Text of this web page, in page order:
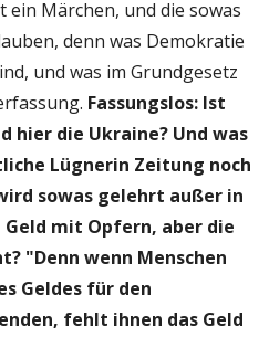
ein Märchen, und die sowas
denn was Demokratie
und was im Grundgesetz
Fassungslos: Ist
hier die Ukraine? Und was
Lügnerin Zeitung noch
sowas gelehrt außer in
mit Opfern, aber die
"Denn wenn Menschen
Geldes für den
fehlt ihnen das Geld